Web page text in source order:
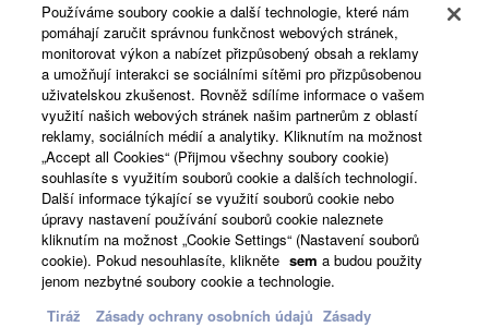
News
About Yamaha
Česká republika a Slovensko - English
Consumer
Používáme soubory cookie a další technologie, které nám
pomáhají zaručit správnou funkčnost webových stránek,
monitorovat výkon a nabízet přizpůsobený obsah a reklamy
a umožňují interakci se sociálními sítěmi pro přizpůsobenou
uživatelskou zkušenost. Rovněž sdílíme informace o vašem
využití našich webových stránek našim partnerům z oblastí
reklamy, sociálních médií a analytiky. Kliknutím na možnost
„Accept all Cookies“ (Přijmou všechny soubory cookie)
souhlasíte s využitím souborů cookie a dalších technologií.
Další informace týkající se využití souborů cookie nebo
úpravy nastavení používání souborů cookie naleznete
kliknutím na možnost „Cookie Settings“ (Nastavení souborů
cookie). Pokud nesouhlasíte, klikněte sem a budou použity
jenom nezbytné soubory cookie a technologie.
Tiráž
Zásady ochrany osobních údajů Zásady